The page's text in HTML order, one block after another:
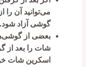
می‌توانید آن
گوشی آزاد شود.
بعضی از
شات را بعد از
اسکرین شات